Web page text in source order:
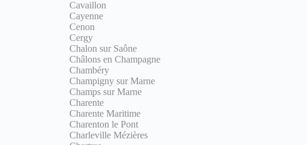
Cavaillon
Cayenne
Cenon
Cergy
Chalon sur Saône
Châlons en Champagne
Chambéry
Champigny sur Marne
Champs sur Marne
Charente
Charente Maritime
Charenton le Pont
Charleville Mézières